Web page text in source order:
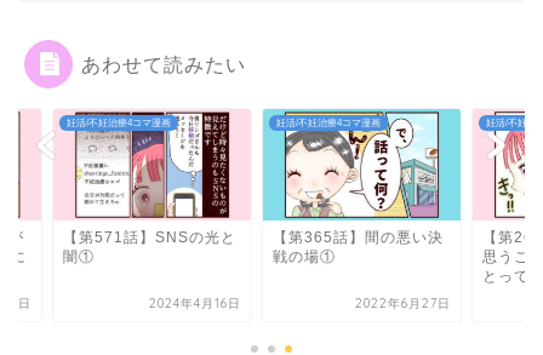
あわせて読みたい
妊治療4コマ漫画
571話】SNSの光と
2024年4月16日
妊活/不妊治療4コマ漫画
【第365話】間の悪い決
2022年6月27日
妊活/不妊治療4コマ漫画
【第261話】それぞ
思うことは、それぞ
とっては正しい③